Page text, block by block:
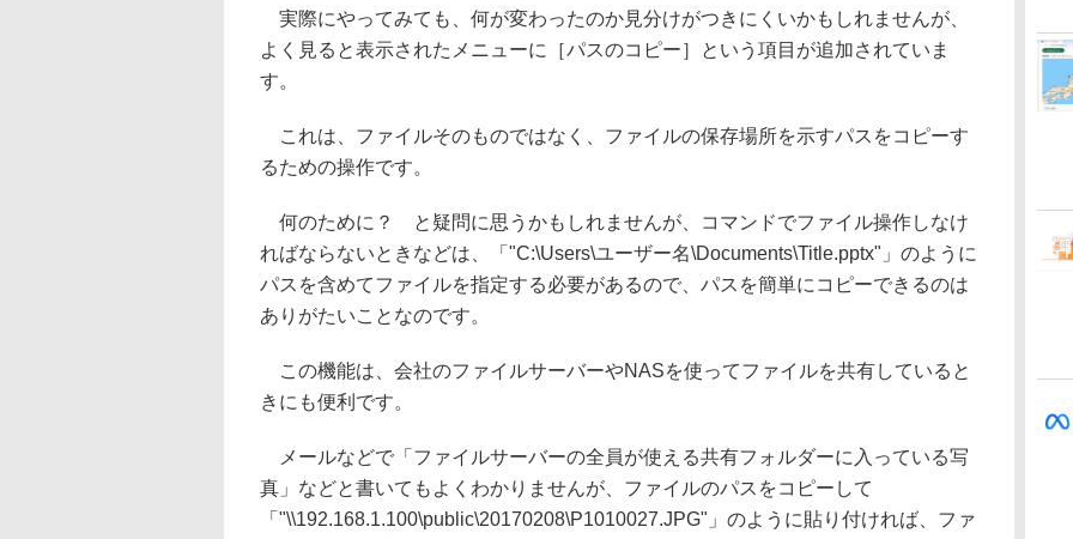
実際にやってみても、何が変わったのか見分けがつきにくいかもしれませんが、
よく見ると表示されたメニューに［パスのコピー］という項目が追加されていま
す。
これは、ファイルそのものではなく、ファイルの保存場所を示すパスをコピーす
るための操作です。
何のために？ と疑問に思うかもしれませんが、コマンドでファイル操作しなけ
ればならないときなどは、「"C:\Users\ユーザー名\Documents\Title.pptx"」のように
パスを含めてファイルを指定する必要があるので、パスを簡単にコピーできるのは
ありがたいことなのです。
この機能は、会社のファイルサーバーやNASを使ってファイルを共有していると
きにも便利です。
メールなどで「ファイルサーバーの全員が使える共有フォルダーに入っている写
真」などと書いてもよくわかりませんが、ファイルのパスをコピーして
「"\\192.168.1.100\public\20170208\P1010027.JPG"」のように貼り付ければ、ファ